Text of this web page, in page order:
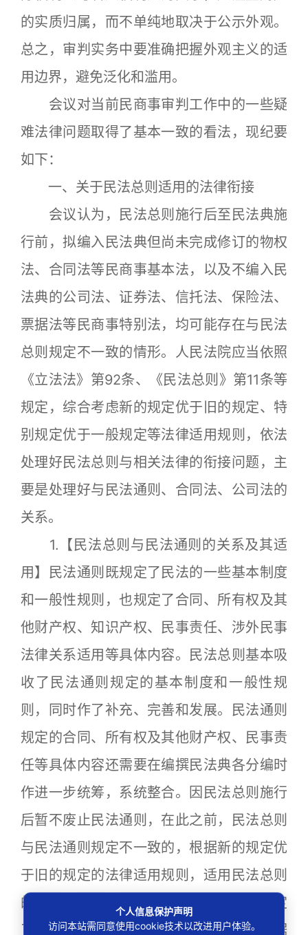
的实质归属，而不单纯地取决于公示外观。
总之，审判实务中要准确把握外观主义的适
用边界，避免泛化和滥用。
会议对当前民商事审判工作中的一些疑
难法律问题取得了基本一致的看法，现纪要
如下：
一、关于民法总则适用的法律衔接
会议认为，民法总则施行后至民法典施
行前，拟编入民法典但尚未完成修订的物权
法、合同法等民商事基本法，以及不编入民
法典的公司法、证券法、信托法、保险法、
票据法等民商事特别法，均可能存在与民法
总则规定不一致的情形。人民法院应当依照
《立法法》第92条、《民法总则》第11条等
规定，综合考虑新的规定优于旧的规定、特
别规定优于一般规定等法律适用规则，依法
处理好民法总则与相关法律的衔接问题，主
要是处理好与民法通则、合同法、公司法的
关系。
1.【民法总则与民法通则的关系及其适
用】民法通则既规定了民法的一些基本制度
和一般性规则，也规定了合同、所有权及其
他财产权、知识产权、民事责任、涉外民事
法律关系适用等具体内容。民法总则基本吸
收了民法通则规定的基本制度和一般性规
则，同时作了补充、完善和发展。民法通则
规定的合同、所有权及其他财产权、民事责
任等具体内容还需要在编撰民法典各分编时
作进一步统筹，系统整合。因民法总则施行
后暂不废止民法通则，在此之前，民法总则
与民法通则规定不一致的，根据新的规定优
于旧的规定的法律适用规则，适用民法总则
的规定。最高人民法院已依据民法总则制定
了关于诉讼时效问题的司法解释，而原依据
个人信息保护声明
访问本站需同意使用cookie技术以改进用户体验。